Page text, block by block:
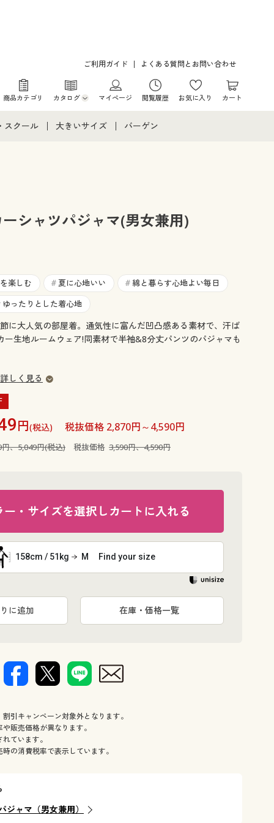
ご利用ガイド よくある質問とお問い合わせ
商品カテゴリ カタログ
カタログ・チラシからのご注文
マイページ 閲覧履歴 お気に入り カート
スクール
ア・ティーンズ下着
大きいサイズ
大きいサイズ レディース下着
大きいサイズ 事務・制服
バーゲン
シャツパジャマ(男女兼用)
楽しむ # 夏に心地いい # 綿と暮らす心地よい毎日
ゆったりとした着心地
に大人気の部屋着。通気性に富んだ凹凸感ある素材で、汗ば
ー生地ルームウェア!同素材で半袖&8分丈パンツのパジャマも
しく見る
円(税込) 税抜価格 2,870円～4,590円
円、5,049円(税込) 税抜価格 3,590円、4,590円
ー・サイズを選択しカートに入れる
158cm / 51kg M Find your size
に追加 在庫・価格一覧
引キャンペーン対象外となります。
販売価格が異なります。
ています。
の消費税率で表示しています。
ジャマ（男女兼用）